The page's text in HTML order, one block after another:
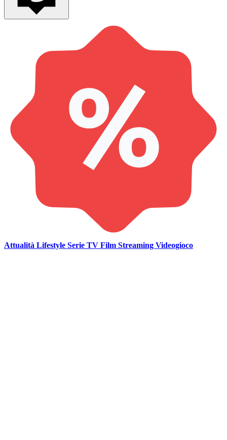
Attualità Lifestyle Serie TV Film Streaming Videogioco